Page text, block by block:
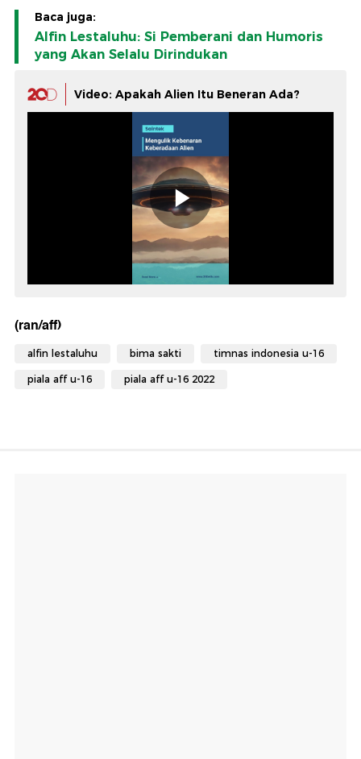
Baca juga:
Alfin Lestaluhu: Si Pemberani dan Humoris
yang Akan Selalu Dirindukan
Video: Apakah Alien Itu Beneran Ada?
(ran/aff)
alfin lestaluhu bima sakti timnas indonesia u-16
piala aff u-16 piala aff u-16 2022